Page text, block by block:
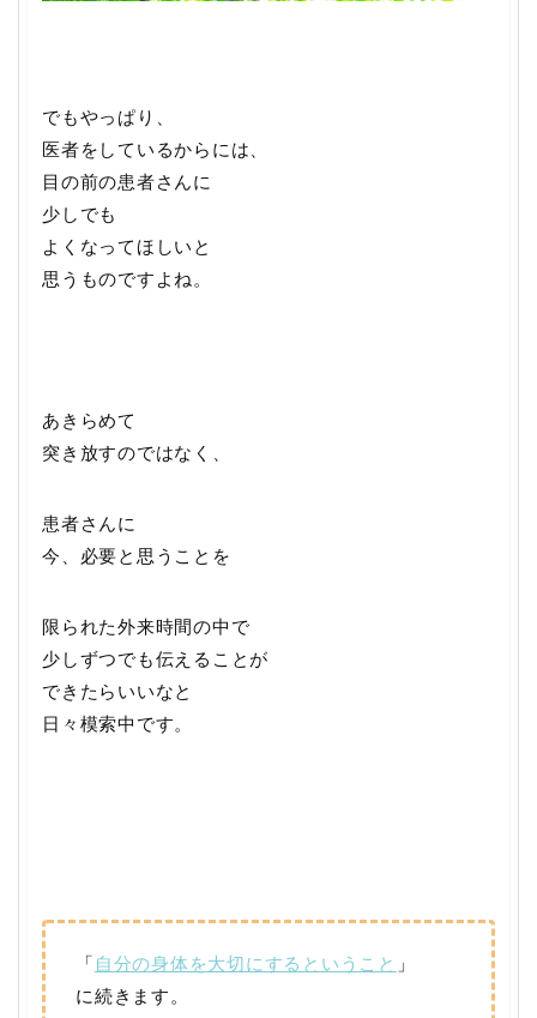
でもやっぱり、
医者をしているからには、
目の前の患者さんに
少しでも
よくなってほしいと
思うものですよね。
あきらめて
突き放すのではなく、
患者さんに
今、必要と思うことを
限られた外来時間の中で
少しずつでも伝えることが
できたらいいなと
日々模索中です。
「 自分の身体を大切にするということ 」
に続きます。